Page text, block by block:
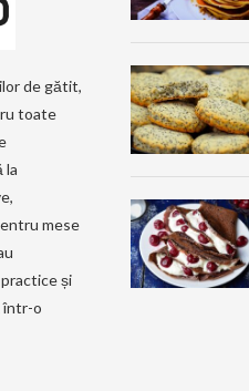
de gătit,
toate
la
mese
și
într-o